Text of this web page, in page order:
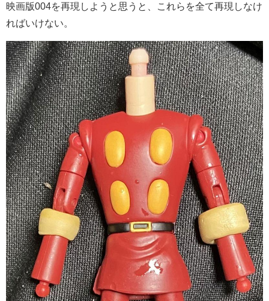
映画版004を再現しようと思うと、これらを全て再現しなけ
ればいけない。